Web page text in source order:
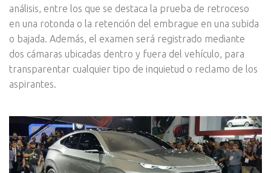
análisis, entre los que se destaca la prueba de retroceso
en una rotonda o la retención del embrague en una subida
o bajada. Además, el examen será registrado mediante
dos cámaras ubicadas dentro y fuera del vehículo, para
transparentar cualquier tipo de inquietud o reclamo de los
aspirantes.